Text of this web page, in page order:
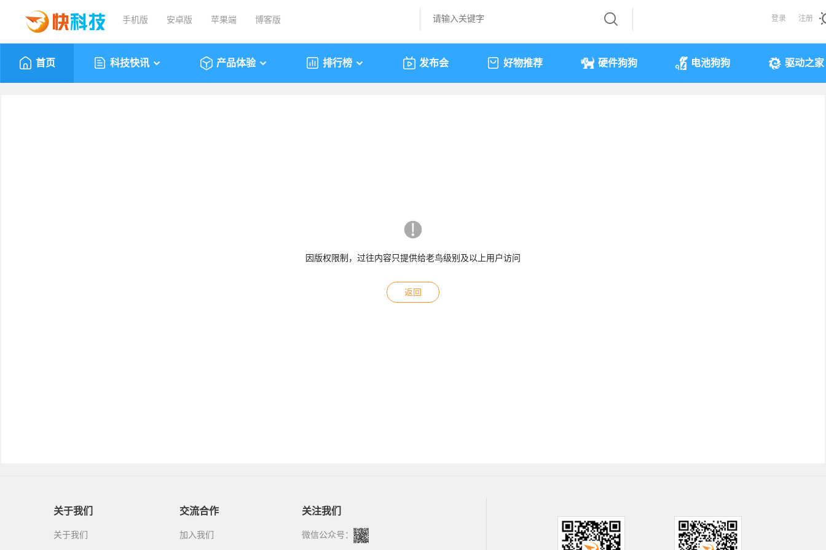
手机版 安卓版 苹果端 博客版 登录 注册
首页 科技快讯 产品体验 排行榜 发布会 好物推荐 硬件狗狗 电池狗狗 驱动之家
因版权限制，过往内容只提供给老鸟级别及以上用户访问
返回
关于我们
关于我们
交流合作
加入我们
关注我们
微信公众号：